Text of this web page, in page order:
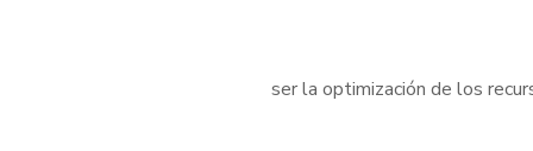
ser la optimización de los